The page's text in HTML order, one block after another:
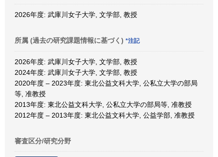
2026年度: 武庫川女子大学, 文学部, 教授
所属 (過去の研究課題情報に基づく) *注記
2026年度: 武庫川女子大学, 文学部, 教授
2024年度: 武庫川女子大学, 文学部, 教授
2020年度 – 2023年度: 東北公益文科大学, 公私立大学の部局
等, 准教授
2013年度: 東北公益文科大学, 公私立大学の部局等, 准教授
2012年度 – 2013年度: 東北公益文科大学, 公益学部, 准教授
審査区分/研究分野